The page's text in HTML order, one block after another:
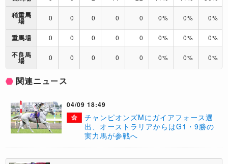
稍重馬
場 0 0 0 0 0 0% 0% 0%
重馬場 0 0 0 0 0 0% 0% 0%
不良馬
場 0 0 0 0 0 0% 0% 0%
関連ニュース
04/09 18:49
チャンピオンズMにガイアフォース選
出、オーストラリアからはG1・9勝の
実力馬が参戦へ